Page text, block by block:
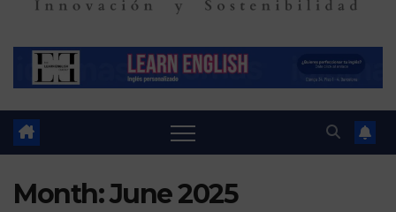
Month:June 2025